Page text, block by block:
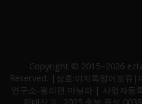
Copyright © 2015~2026
Reserved. |상호:이지톡영어포유|
연구소-필리핀 마닐라 | 사업자등